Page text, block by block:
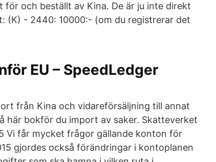
och beställt av Kina. De är ju inte direkt
(K) - 2440: 10000:- (om du registrerar det
EU – SpeedLedger
från Kina och vidareförsäljning till annat
här bokför du import av saker. Skatteverket
Vi får mycket frågor gällande konton för
gjordes också förändringar i kontoplanen